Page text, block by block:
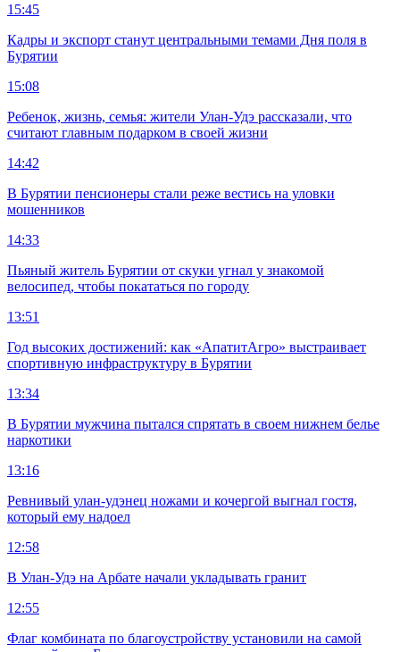
15:45
Кадры и экспорт станут центральными темами Дня поля в
Бурятии
15:08
Ребенок, жизнь, семья: жители Улан-Удэ рассказали, что
считают главным подарком в своей жизни
14:42
В Бурятии пенсионеры стали реже вестись на уловки
мошенников
14:33
Пьяный житель Бурятии от скуки угнал у знакомой
велосипед, чтобы покататься по городу
13:51
Год высоких достижений: как «АпатитАгро» выстраивает
спортивную инфраструктуру в Бурятии
13:34
В Бурятии мужчина пытался спрятать в своем нижнем белье
наркотики
13:16
Ревнивый улан-удэнец ножами и кочергой выгнал гостя,
который ему надоел
12:58
В Улан-Удэ на Арбате начали укладывать гранит
12:55
Флаг комбината по благоустройству установили на самой